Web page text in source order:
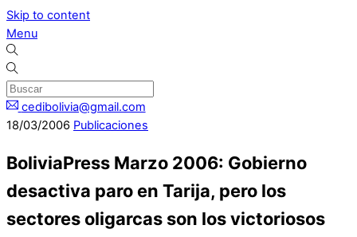
Skip to content
Menu
cedibolivia@gmail.com
18/03/2006 Publicaciones
BoliviaPress Marzo 2006: Gobierno
desactiva paro en Tarija, pero los
sectores oligarcas son los victoriosos